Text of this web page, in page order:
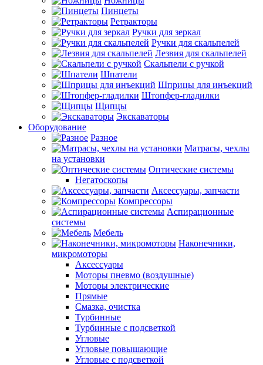
Пинцеты
Ретракторы
Ручки для зеркал
Ручки для скальпелей
Лезвия для скальпелей
Скальпели с ручкой
Шпатели
Шприцы для инъекций
Штопфер-гладилки
Щипцы
Экскаваторы
Оборудование
Разное
Матрасы, чехлы
на установки
Оптические системы
Негатоскопы
Аксессуары, запчасти
Компрессоры
Аспирационные
системы
Мебель
Наконечники,
микромоторы
Аксессуары
Моторы пневмо (воздушные)
Моторы электрические
Прямые
Смазка, очистка
Турбинные
Турбинные с подсветкой
Угловые
Угловые повышающие
Угловые с подсветкой